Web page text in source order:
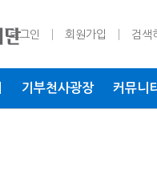
기부천사광장 커뮤니
로그인 회원가입 검색